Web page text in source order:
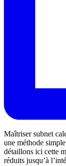
Maîtriser subnet
une méthode
détaillons ici cette
réduits jusqu’à